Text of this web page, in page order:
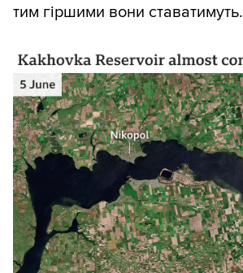
тим гіршими вони ставатимуть.